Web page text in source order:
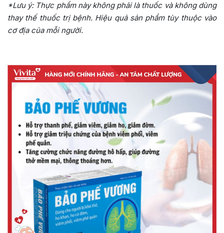
*Lưu ý: Thực phẩm này không phải là thuốc và không dùng
thay thế thuốc trị bệnh. Hiệu quả sản phẩm tùy thuộc vào
cơ địa của mỗi người.